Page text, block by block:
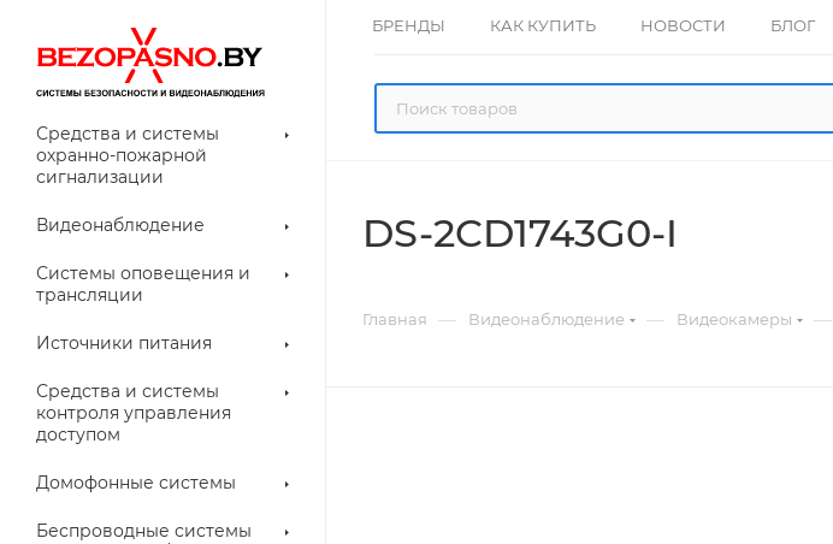
БРЕНДЫ КАК КУПИТЬ НОВОСТИ БЛОГ
Средства и системы
охранно-пожарной
сигнализации
Видеонаблюдение
для
Системы оповещения и
трансляции
указатели (табло)
Источники питания
Средства и системы
контроля управления
доступом
Домофонные системы
Беспроводные системы
DS-2CD1743G0-I
Главная — Видеонаблюдение — Видеокамеры —